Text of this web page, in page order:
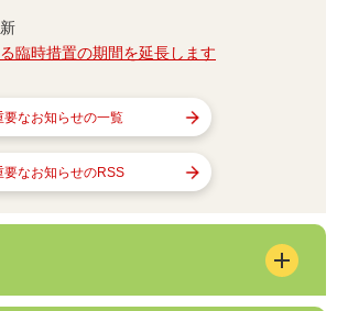
臨時措置の期間を延長します
要なお知らせの一覧
要なお知らせのRSS